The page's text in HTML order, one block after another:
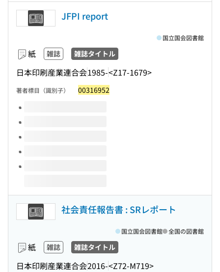
JFPI report
紙 雑誌 雑誌タイトル
日本印刷産業連合会1985-<Z17-1679>
国立国会図書館
著者標目（識別子） 00316952
このタイトルの巻号
社会責任報告書 : SRレポート
紙 雑誌 雑誌タイトル
日本印刷産業連合会2016-<Z72-M719>
国立国会図書館 全国の図書館